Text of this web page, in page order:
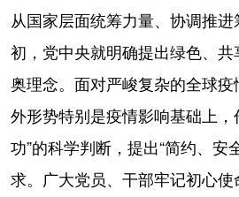
从国家层面统筹力量、协调推
初，党中央就明确提出绿色、
奥理念。面对严峻复杂的全球
外形势特别是疫情影响基础上，
功”的科学判断，提出“简约、安
求。广大党员、干部牢记初心使